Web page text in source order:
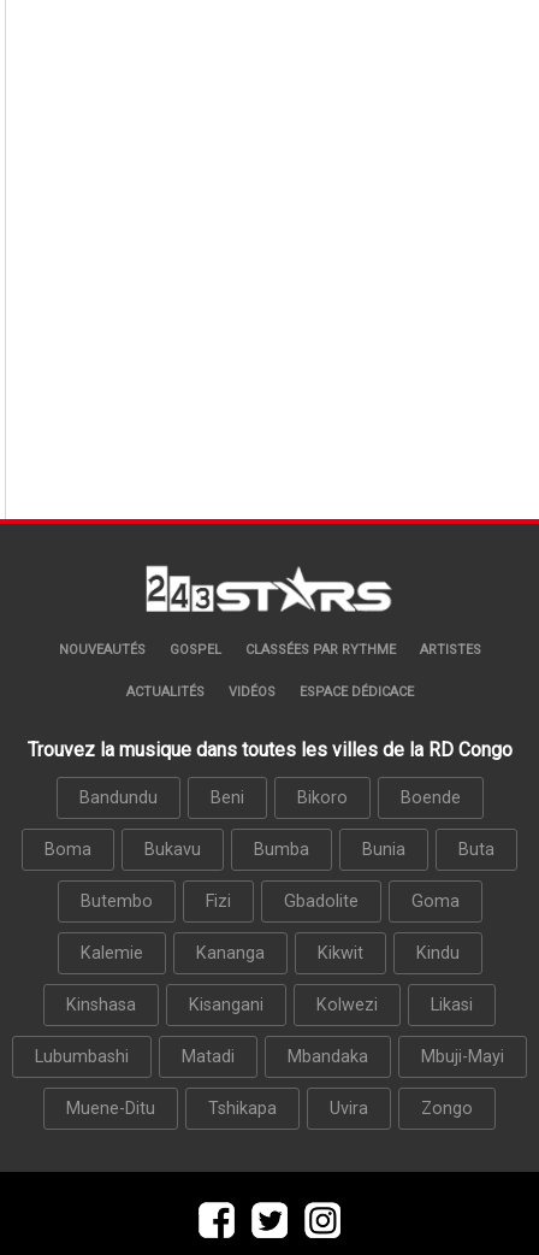
NOUVEAUTÉS GOSPEL CLASSÉES PAR RYTHME ARTISTES
ACTUALITÉS VIDÉOS ESPACE DÉDICACE
Trouvez la musique dans toutes les villes de la RD Congo
Bandundu Beni Bikoro Boende
Boma Bukavu Bumba Bunia Buta
Butembo Fizi Gbadolite Goma
Kalemie Kananga Kikwit Kindu
Kinshasa Kisangani Kolwezi Likasi
Lubumbashi Matadi Mbandaka Mbuji-Mayi
Muene-Ditu Tshikapa Uvira Zongo